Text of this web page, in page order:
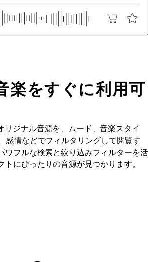
楽をすぐに利用可
ジナル音源を、ムード、音楽スタイ
感情などでフィルタリングして閲覧す
ワフルな検索と絞り込みフィルターを活
トにぴったりの音源が見つかります。